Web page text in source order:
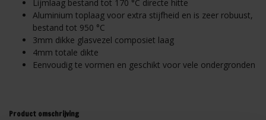
Lijmlaag bestand tot 170 °C directe hitte
Aluminium toplaag voor extra stijfheid en is zeer robuust,
bestand tot 950 °C
3mm dikke glasvezel composiet laag
4mm totale dikte
Eenvoudig te vormen en geschikt voor vele ondergronden
Product omschrijving